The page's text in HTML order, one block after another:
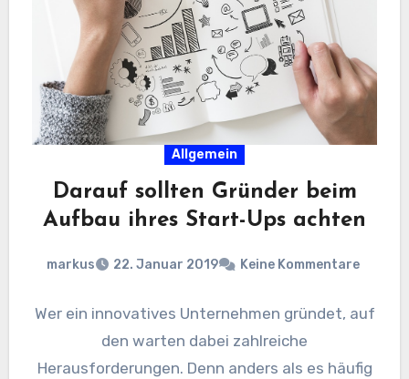
Allgemein
Darauf sollten Gründer beim
Aufbau ihres Start-Ups achten
markus 22. Januar 2019 Keine Kommentare
Wer ein innovatives Unternehmen gründet, auf
den warten dabei zahlreiche
Herausforderungen. Denn anders als es häufig